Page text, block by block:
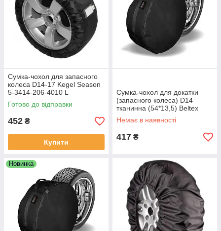
Сумка-чохол для запасного
колеса D14-17 Kegel Season
5-3414-206-4010 L
Готово до відправки
452 ₴
Купити
Сумка-чохол для докатки
(запасного колеса) D14
тканинна (54*13,5) Beltex
Немає в наявності
417 ₴
Новинка